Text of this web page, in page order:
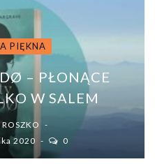
PIĘKNA
– PŁONĄCE
W SALEM
2020
0